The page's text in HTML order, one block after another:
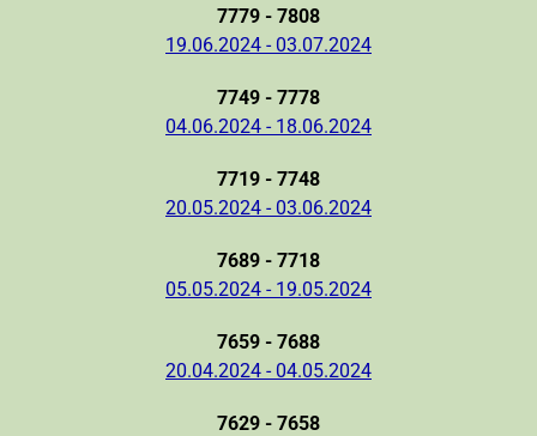
7779 - 7808
19.06.2024 - 03.07.2024
7749 - 7778
04.06.2024 - 18.06.2024
7719 - 7748
20.05.2024 - 03.06.2024
7689 - 7718
05.05.2024 - 19.05.2024
7659 - 7688
20.04.2024 - 04.05.2024
7629 - 7658